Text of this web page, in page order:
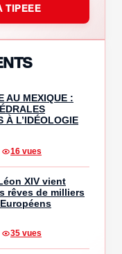
TIPEEE
AU MEXIQUE :
À L’IDÉOLOGIE
16 vues
XIV vient
rêves de milliers
35 vues